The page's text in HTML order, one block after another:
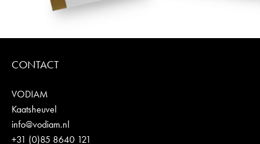
CONTACT
VODIAM
Kaatsheuvel
info@vodiam.nl
+31 (0)85 8640 121